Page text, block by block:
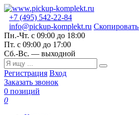
+7 (495) 542-22-84
info@pickup-komplekt.ru Скопировать
Пн.-Чт. с 09:00 до 18:00
Пт. с 09:00 до 17:00
Сб.-Вс. — выходной
Регистрация Вход
Заказать звонок
0 позиций
0